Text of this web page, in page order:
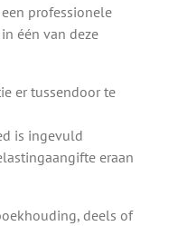
professionele
één van deze
er tussendoor te
is ingevuld
eraan
deels of